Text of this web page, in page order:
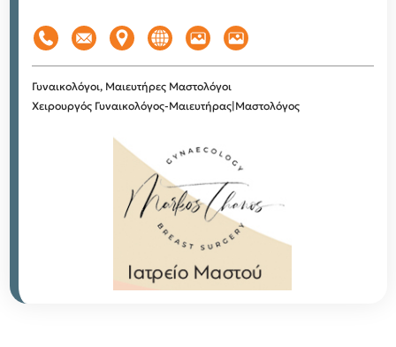
Γυναικολόγοι, Μαιευτήρες Μαστολόγοι
Χειρουργός Γυναικολόγος-Μαιευτήρας|Μαστολόγος